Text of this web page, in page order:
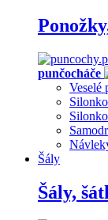
punčocháče
Veselé
Šály
Šály,